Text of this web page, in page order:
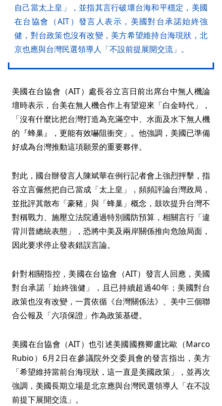
自己當太上皇」，並指其言行破壞台海和平穩定，美國
在台協會（AIT）發言人表示，美國對台承諾始終強
健，對台政策也沒有改變，美方希望維持台海現狀，北
京也應與台灣民選領導人「不設前提展開交流」。
美國在台協會（AIT）處長谷立言日前出席台中無人機論
壇時表示，台美在無人機合作上有望迎來「白金時代」，
「沒有什麼比把台灣打造為充滿空中、水面及水下無人機
的『蜂巢』，更能有效嚇阻衝突」。他強調，美國已準備
好成為台灣推動這項願景的重要夥伴。
對此，國台辦發言人陳斌華在例行記者會上強烈抨擊，指
谷立言儼然把自己當成「太上皇」，頻頻評論台灣政局，
並批評其散布「豪豬」與「蜂巢」概念，鼓吹提升台灣不
對稱戰力、施壓立法院通過特別國防預算，相關言行「違
背川普總統表態」，恐將中美及兩岸關係推向危險局面，
因此要求停止發表錯誤言論。
針對相關指控，美國在台協會（AIT）發言人回應，美國
對台承諾「始終強健」，且已持續超過40年；美國對台
政策也沒有改變，一貫依循《台灣關係法》、美中三個聯
合公報及「六項保證」作為政策基礎。
美國在台協會（AIT）也引述美國國務卿盧比歐（Marco
Rubio）6月2日在參議院外交委員會的發言指出，美方
「希望維持當前台海現狀，這一直是美國政策」，並再次
強調，美國長期立場是北京應與台灣民選領導人「在不設
前提下展開交流」。